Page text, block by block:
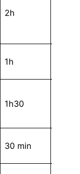
2h
1h
1h30
30 min